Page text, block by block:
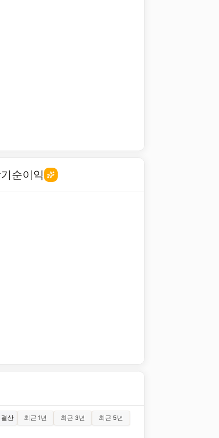
순이익
결산 최근 1년 최근 3년 최근 5년